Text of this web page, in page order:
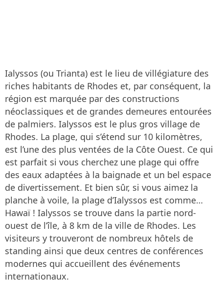
Ialyssos (ou Trianta) est le lieu de villégiature des
riches habitants de Rhodes et, par conséquent, la
région est marquée par des constructions
néoclassiques et de grandes demeures entourées
de palmiers. Ialyssos est le plus gros village de
Rhodes. La plage, qui s’étend sur 10 kilomètres,
est l’une des plus ventées de la Côte Ouest. Ce qui
est parfait si vous cherchez une plage qui offre
des eaux adaptées à la baignade et un bel espace
de divertissement. Et bien sûr, si vous aimez la
planche à voile, la plage d’Ialyssos est comme…
Hawaï ! Ialyssos se trouve dans la partie nord-
ouest de l’île, à 8 km de la ville de Rhodes. Les
visiteurs y trouveront de nombreux hôtels de
standing ainsi que deux centres de conférences
modernes qui accueillent des événements
internationaux.